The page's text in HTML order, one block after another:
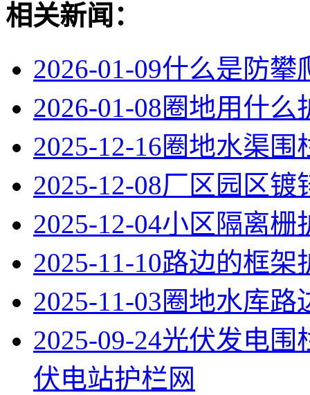
相关新闻：
2026-01-09什么是防攀
2026-01-08圈地用什么
2025-12-16圈地水渠围
2025-12-08厂区园区镀
2025-12-04小区隔离栅
2025-11-10路边的框架
2025-11-03圈地水库路
2025-09-24光伏发电围
伏电站护栏网